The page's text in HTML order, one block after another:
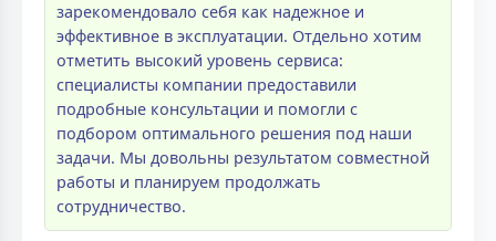
зарекомендовало себя как надежное и
эффективное в эксплуатации. Отдельно хотим
отметить высокий уровень сервиса:
специалисты компании предоставили
подробные консультации и помогли с
подбором оптимального решения под наши
задачи. Мы довольны результатом совместной
работы и планируем продолжать
сотрудничество.